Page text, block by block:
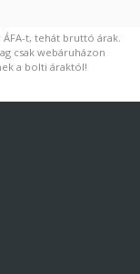
t, tehát bruttó árak.
csak webáruházon
a bolti áraktól!